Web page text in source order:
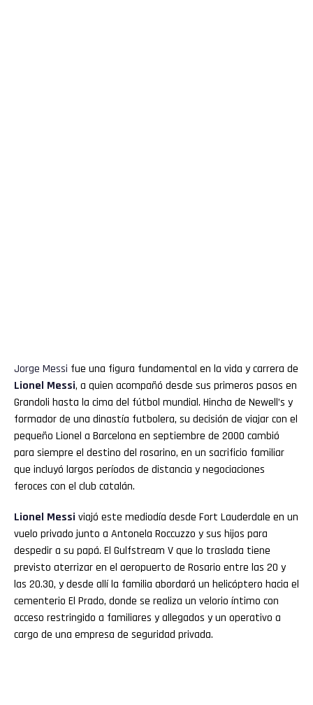
Jorge Messi fue una figura fundamental en la vida y carrera de
Lionel Messi, a quien acompañó desde sus primeros pasos en
Grandoli hasta la cima del fútbol mundial. Hincha de Newell’s y
formador de una dinastía futbolera, su decisión de viajar con el
pequeño Lionel a Barcelona en septiembre de 2000 cambió
para siempre el destino del rosarino, en un sacrificio familiar
que incluyó largos períodos de distancia y negociaciones
feroces con el club catalán.
Lionel Messi viajó este mediodía desde Fort Lauderdale en un
vuelo privado junto a Antonela Roccuzzo y sus hijos para
despedir a su papá. El Gulfstream V que lo traslada tiene
previsto aterrizar en el aeropuerto de Rosario entre las 20 y
las 20.30, y desde allí la familia abordará un helicóptero hacia el
cementerio El Prado, donde se realiza un velorio íntimo con
acceso restringido a familiares y allegados y un operativo a
cargo de una empresa de seguridad privada.